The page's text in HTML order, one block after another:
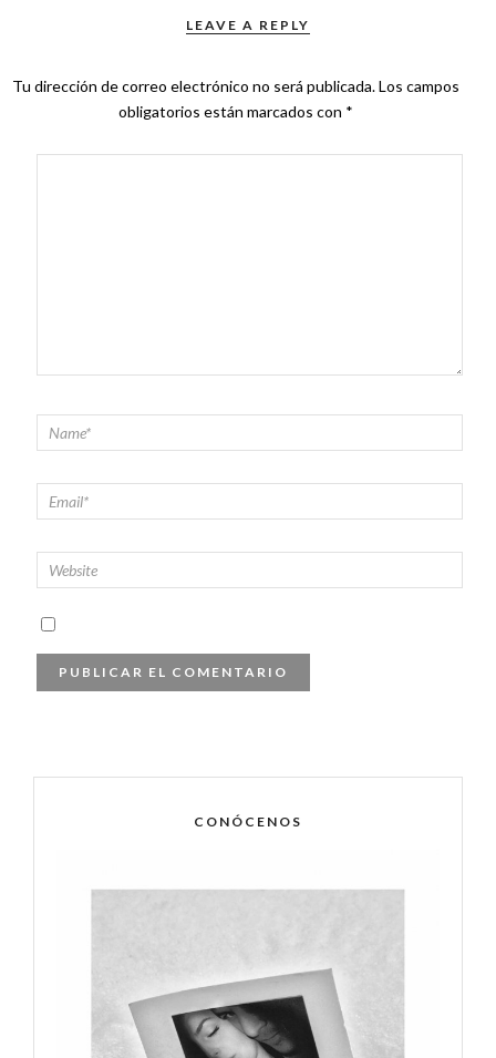
LEAVE A REPLY
Tu dirección de correo electrónico no será publicada.Los campos
obligatorios están marcados con *
CONÓCENOS